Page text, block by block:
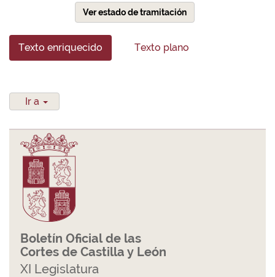
Ver estado de tramitación
Texto enriquecido Texto plano
Ir a
Boletín Oficial de las
Cortes de Castilla y León
XI Legislatura